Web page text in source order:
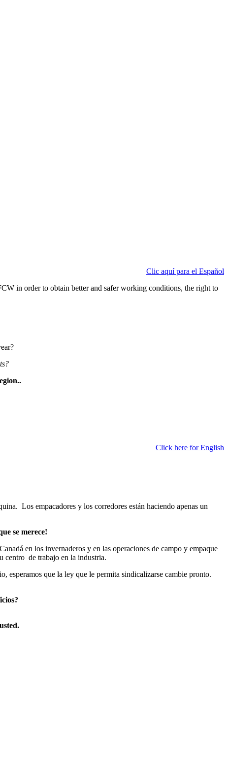
Clic aquí para el Español
in order to obtain better and safer working conditions, the right to
Click here for English
Los empacadores y los corredores están haciendo apenas un
se merece!
en los invernaderos y en las operaciones de campo y empaque
centro de trabajo en la industria.
esperamos que la ley que le permita sindicalizarse cambie pronto.